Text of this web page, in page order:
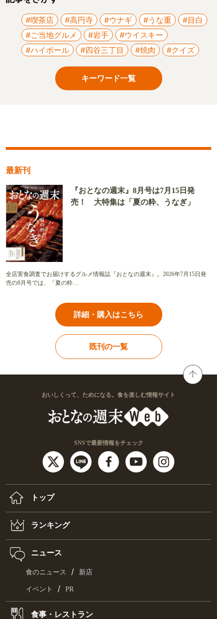
#喫茶店 #高円寺 #ウナギ #うな重
#目白
#ご当地グルメ
#岩手
#ウイスキー
#ハイボール
#四谷三丁目 #焼肉 #クイズ
キーワード一覧
最新刊
『おとなの週末』8月号は7月15日発
売！ 大特集は「夏の粋、うなぎ」
全店実食調査でお届けするグルメ情報誌『おとなの週末』。2026年7月15日発
売の8月号では、「夏の粋…
詳細・購入はこちら
既刊の一覧
おいしくって、ためになる。食を楽しむ情報サイト
SNSで最新情報をチェック
トップ
ランキング
ニュース
食のニュース / 新店
イベント / PR
食事・レストラン